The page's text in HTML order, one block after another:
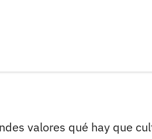
valores qué hay que